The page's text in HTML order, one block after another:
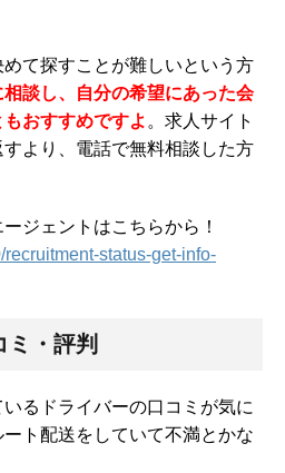
て探すことが難しいという方
談し、自分の希望にあった会
おすすめですよ 。求人サイト
より、電話で無料相談した方
ジェントはこちらから！
status-get-info-
ミ・評判
るドライバーの口コミが気に
ト配送をしていて不満とかな